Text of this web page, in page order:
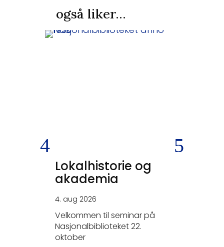
også liker…
Lokalhistorie og
akademia
4. aug 2026
Velkommen til seminar på
Nasjonalbiblioteket 22.
oktober